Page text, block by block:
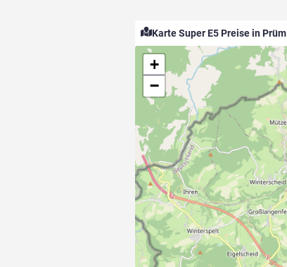
Karte Super E5 Preise in Prüm
+
−